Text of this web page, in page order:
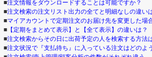
■注文情報をダウンロードすることは可能ですか？
■注文検索の注文リスト出力の全てと明細なしの違い
■マイアカウントで定期注文のお届け先を変更した場
■ 【定期をまとめて表示】と【全て表示】の違いは？
■注文検索からその日に出荷予定の人を検索する方法
■注文状況で『支払待ち』に入っている注文はどのよ